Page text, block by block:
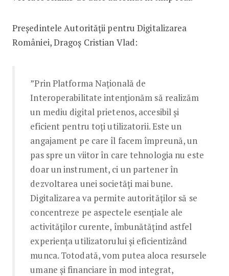
Președintele Autorității pentru Digitalizarea
României, Dragoș Cristian Vlad:
”Prin Platforma Națională de
Interoperabilitate intenționăm să realizăm
un mediu digital prietenos, accesibil și
eficient pentru toți utilizatorii. Este un
angajament pe care îl facem împreună, un
pas spre un viitor în care tehnologia nu este
doar un instrument, ci un partener în
dezvoltarea unei societăți mai bune.
Digitalizarea va permite autorităților să se
concentreze pe aspectele esențiale ale
activităților curente, îmbunătățind astfel
experiența utilizatorului și eficientizând
munca. Totodată, vom putea aloca resursele
umane și financiare în mod integrat,